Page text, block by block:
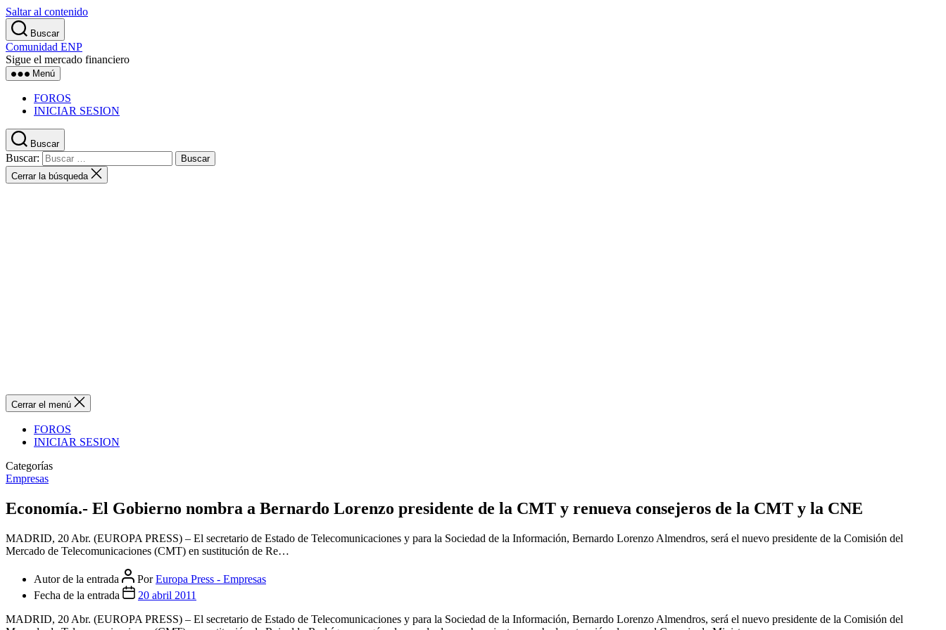
Saltar al contenido
Buscar
Comunidad ENP
Sigue el mercado financiero
Menú
FOROS
INICIAR SESION
Buscar
Buscar:
Cerrar la búsqueda
Cerrar el menú
FOROS
INICIAR SESION
Categorías
Empresas
Economía.- El Gobierno nombra a Bernardo Lorenzo presidente de la CMT y renueva consejeros de la CMT y la CNE
MADRID, 20 Abr. (EUROPA PRESS) – El secretario de Estado de Telecomunicaciones y para la Sociedad de la Información, Bernardo Lorenzo Almendros, será el nuevo presidente de la Comisión del
Mercado de Telecomunicaciones (CMT) en sustitución de Re…
Autor de la entrada PorEuropa Press - Empresas
Fecha de la entrada
20 abril 2011
MADRID, 20 Abr. (EUROPA PRESS) – El secretario de Estado de Telecomunicaciones y para la Sociedad de la Información, Bernardo Lorenzo Almendros, será el nuevo presidente de la Comisión del